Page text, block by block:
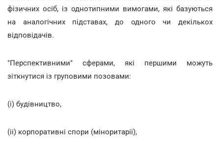
фізичних осіб, із однотипними вимогами, які базуються
на аналогічних підставах, до одного чи декількох
відповідачів.
"Перспективними" сферами, які першими можуть
зіткнутися із груповими позовами:
(i) будівництво,
(ii) корпоративні спори (міноритарії),